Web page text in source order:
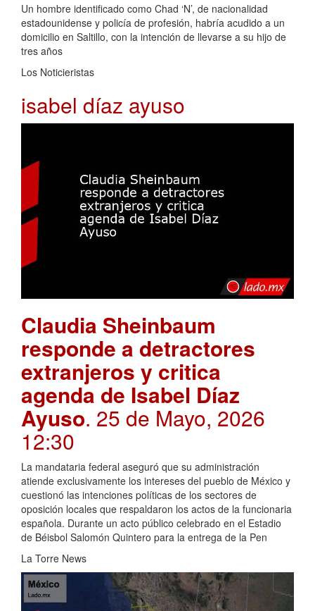
Un hombre identificado como Chad ‘N’, de nacionalidad
estadounidense y policía de profesión, habría acudido a un
domicilio en Saltillo, con la intención de llevarse a su hijo de
tres años
Los Noticieristas
isabel díaz ayuso
Claudia Sheinbaum
responde a detractores
extranjeros y critica
agenda de Isabel Díaz
Ayuso. 25 de Mayo, 2026
12:30
La mandataria federal aseguró que su administración
atiende exclusivamente los intereses del pueblo de México y
cuestionó las intenciones políticas de los sectores de
oposición locales que respaldaron los actos de la funcionaria
española. Durante un acto público celebrado en el Estadio
de Béisbol Salomón Quintero para la entrega de la Pen
La Torre News